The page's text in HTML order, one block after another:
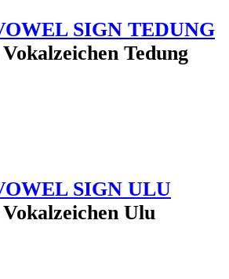
SIGN TEDUNG
Tedung
SIGN ULU
Ulu